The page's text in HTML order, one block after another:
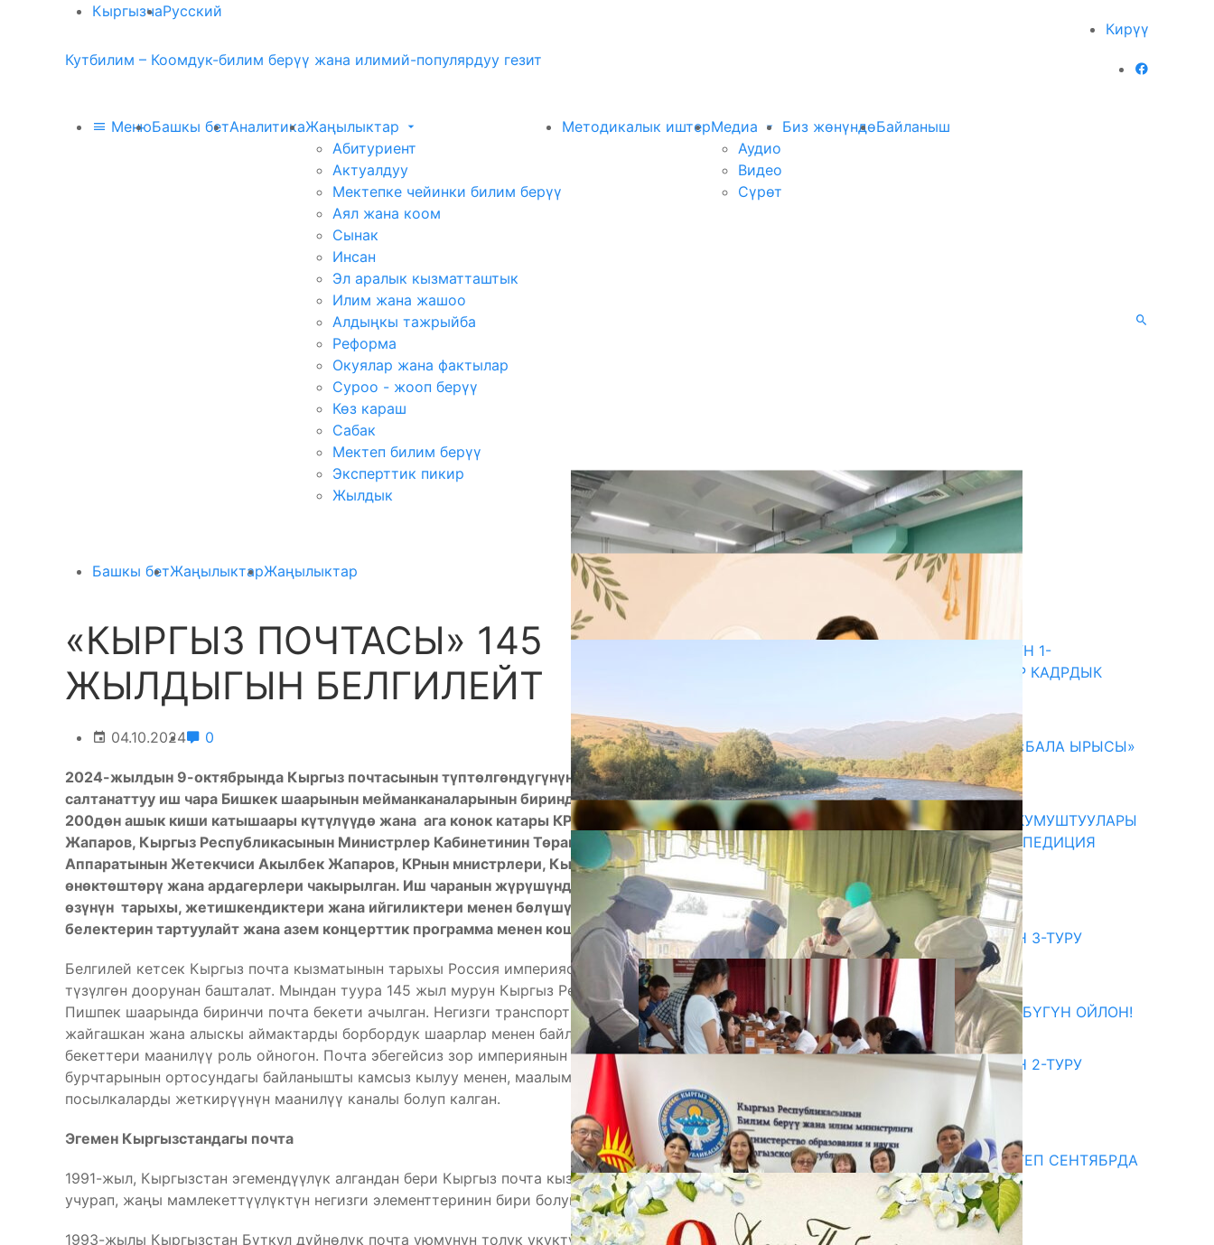
КыргызчаРусский
Кирүү
Кутбилим – Коомдук-билим берүү жана илимий-популярдуу гезит
МенюБашкы бетАналитикаЖаңылыктар
Абитуриент
Актуалдуу
Мектепке чейинки билим берүү
Аял жана коом
Сынак
Инсан
Эл аралык кызматташтык
Илим жана жашоо
Алдыңкы тажрыйба
Реформа
Окуялар жана фактылар
Суроо - жооп берүү
Көз караш
Сабак
Мектеп билим берүү
Эксперттик пикир
Жылдык
Методикалык иштерМедиа
Аудио
Видео
Сүрөт
Биз жөнүндөБайланыш
Башкы бетЖаңылыктарЖаңылыктар
«КЫРГЫЗ ПОЧТАСЫ» 145
ЖЫЛДЫГЫН БЕЛГИЛЕЙТ
04.10.2024 0
2024-жылдын 9-октябрында Кыргыз почтасынын түптөлгөндүгүнүн 145 жылдыгына карата
салтанаттуу иш чара Бишкек шаарынын мейманканаларынын биринде өткөрүлөт. Аземге
200дөн ашык киши катышаары күтүлүүдө жана ага конок катары КРнын президенти Садыр
Жапаров, Кыргыз Республикасынын Министрлер Кабинетинин Төрагасы — Президенттин
Аппаратынын Жетекчиси Акылбек Жапаров, КРнын мнистрлери, Кыргыз почтасынын
өнөктөштөрү жана ардагерлери чакырылган. Иш чаранын жүрүшүндө “Кыргыз почтасы” ААК
өзүнүн тарыхы, жетишкендиктери жана ийгиликтери менен бөлүшүп, келген конокторго
белектерин тартуулайт жана азем концерттик программа менен коштолот.
Белгилей кетсек Кыргыз почта кызматынын тарыхы Россия империясынын жана СССРдин
түзүлгөн доорунан башталат. Мындан туура 145 жыл мурун Кыргыз Республикасынын борбору
Пишпек шаарында биринчи почта бекети ачылган. Негизги транспорт жолдорунун боюнда
жайгашкан жана алыскы аймактарды борбордук шаарлар менен байланыштырган почта
бекеттери маанилүү роль ойногон. Почта эбегейсиз зор империянын ар кайсы булуң-
бурчтарынын ортосундагы байланышты камсыз кылуу менен, маалымат берүүнүн жана
посылкаларды жеткирүүнүн маанилүү каналы болуп калган.
Эгемен Кыргызстандагы почта
1991-жыл, Кыргызстан эгемендүүлүк алгандан бери Кыргыз почта кызматы олуттуу өзгөрүүлөргө
учурап, жаңы мамлекеттүүлүктүн негизги элементтеринин бири болуп калды.
1993-жылы Кыргызстан Бүткүл дүйнөлүк почта уюмунун толук укуктуу мүчөсү болуп, бул башка
Акыркы жаңылыктар
ДИРЕКТОРЛОРДУ ТАНДООНУН 1-
АЙЛАМПАСЫ: 1102 ТАЛАПКЕР КАДРДЫК
192 МИҢГЕ ЖАКЫН БАЛАГА «БАЛА ЫРЫСЫ»
ЖӨЛӨК ПУЛУ ДАЙЫНДАЛДЫ
05.08.2026
ОШМУ МЕНЕН ФЕРМУНУН ОКУМУШТУУЛАРЫ
БИРГЕЛЕШКЕН ИЛИМИЙ ЭКСПЕДИЦИЯ
УЮШТУРУШТУ
05.08.2026
Абитуриент
ЖОЖДОРГО КАБЫЛ АЛУУНУН 3-ТУРУ
БАШТАЛДЫ
27.07.2026
ӨЗҮҢДҮН КЕЛЕЧЕГИҢ ҮЧҮН БҮГҮН ОЙЛОН!
20.07.2026
ЖОЖДОРГО КАБЫЛ АЛУУНУН 2-ТУРУ
20.07.2026
Медиа
СУЗАКТА 750 ОРУНДУУ МЕКТЕП СЕНТЯБРДА
ПАЙДАЛАНУУГА БЕРИЛЕТ
07.08.2025
Улуу Жеңиштин жандуу сөзү